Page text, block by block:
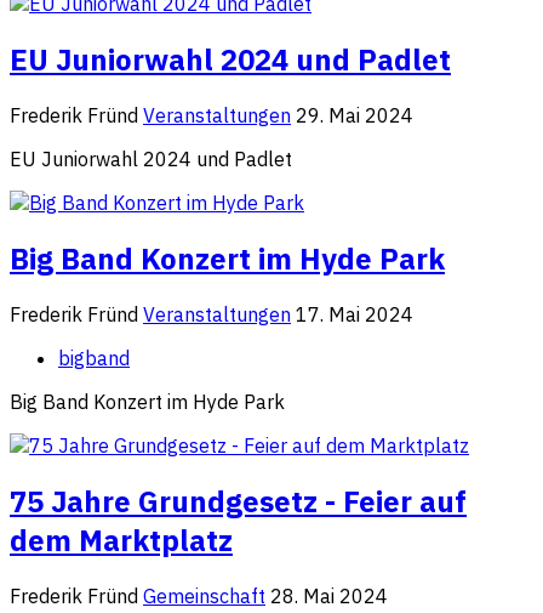
EU Juniorwahl 2024 und Padlet
Frederik Fründ Veranstaltungen 29. Mai 2024
EU Juniorwahl 2024 und Padlet
Big Band Konzert im Hyde Park
Frederik Fründ Veranstaltungen 17. Mai 2024
bigband
Big Band Konzert im Hyde Park
75 Jahre Grundgesetz - Feier auf
dem Marktplatz
Frederik Fründ Gemeinschaft 28. Mai 2024